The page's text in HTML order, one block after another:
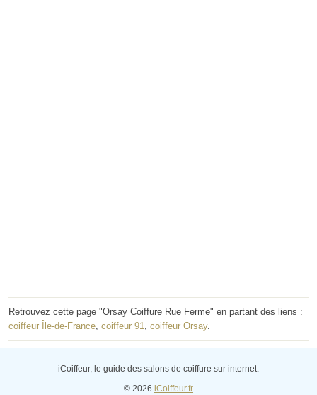
Retrouvez cette page "Orsay Coiffure Rue Ferme" en partant des liens :
coiffeur Île-de-France, coiffeur 91, coiffeur Orsay.
iCoiffeur, le guide des salons de coiffure sur internet.
© 2026 iCoiffeur.fr